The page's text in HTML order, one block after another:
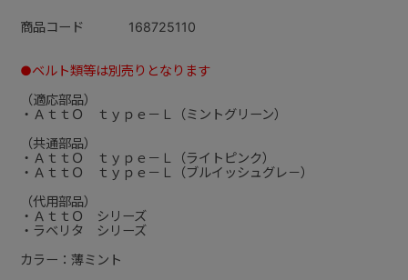
商品コード 168725110
●ベルト類等は別売りとなります
（適応部品）
・ＡｔｔＯ ｔｙｐｅ－Ｌ（ミントグリーン）
（共通部品）
・ＡｔｔＯ ｔｙｐｅ－Ｌ（ライトピンク）
・ＡｔｔＯ ｔｙｐｅ－Ｌ（ブルイッシュグレ－）
（代用部品）
・ＡｔｔＯ シリーズ
・ラベリタ シリーズ
カラー：薄ミント